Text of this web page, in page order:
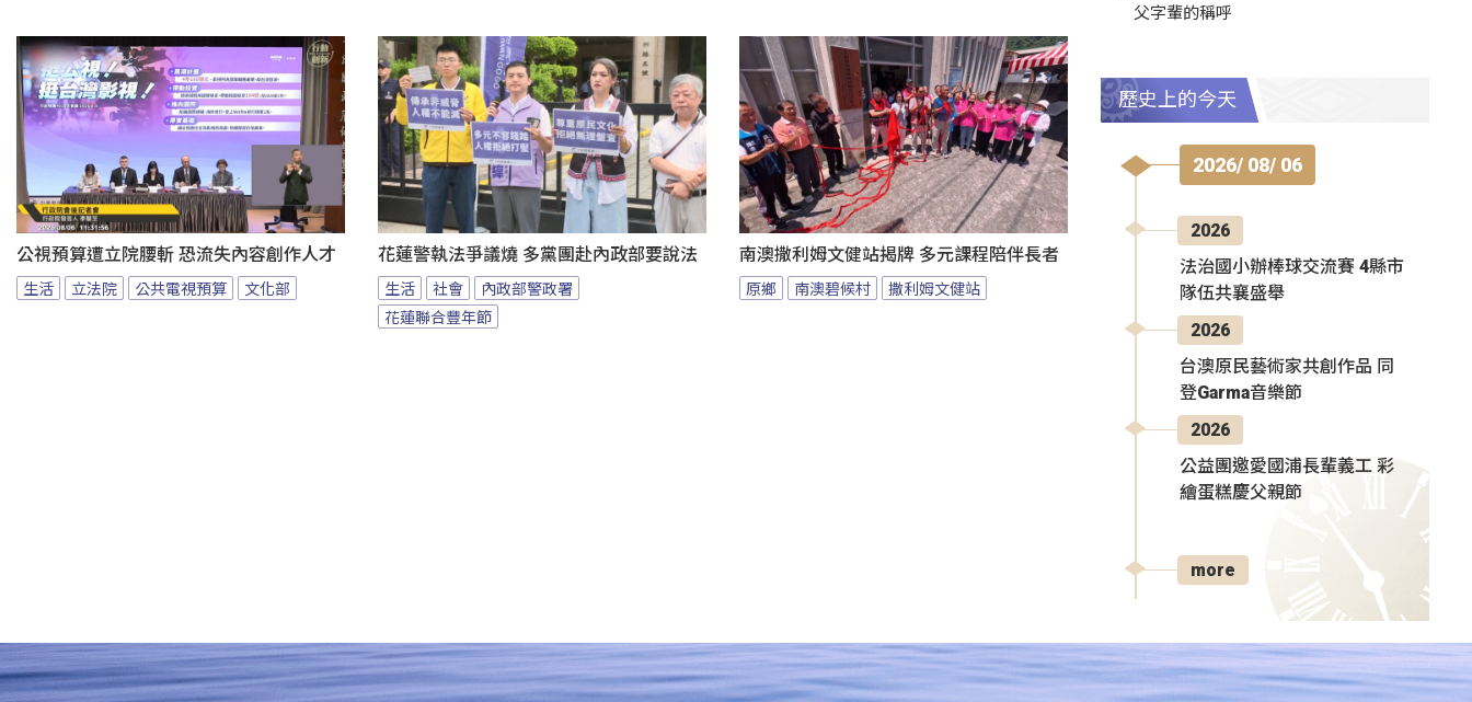
公視預算遭立院腰斬 恐流失內容創作人才
生活 立法院 公共電視預算 文化部
花蓮警執法爭議燒 多黨團赴內政部要說法
生活 社會
內政部警政署
花蓮聯合豐年節
南澳撒利姆文健站揭牌 多元課程陪伴長者
原鄉 南澳碧候村 撒利姆文健站
父字輩的稱呼
歷史上的今天
2026/ 08/ 06
2026
法治國小辦棒球交流賽 4縣市
隊伍共襄盛舉
2026
台澳原民藝術家共創作品 同
登Garma音樂節
2026
公益團邀愛國浦長輩義工 彩
繪蛋糕慶父親節
more